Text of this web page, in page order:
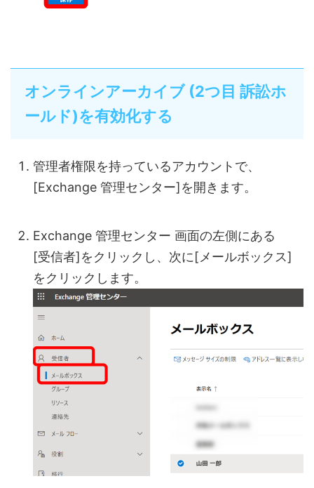
オンラインアーカイブ (2つ目 訴訟ホ
ールド)を有効化する
管理者権限を持っているアカウントで、
[Exchange 管理センター]を開きます。
Exchange 管理センター 画面の左側にある
[受信者]をクリックし、次に[メールボックス]
をクリックします。